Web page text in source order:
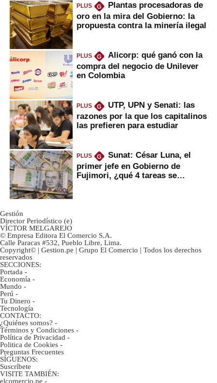
PLUS G
Plantas procesadoras de
oro en la mira del Gobierno: la
propuesta contra la minería ilegal
PLUS G
Alicorp: qué ganó con la
compra del negocio de Unilever
en Colombia
PLUS G
UTP, UPN y Senati: las
razones por la que los capitalinos
las prefieren para estudiar
PLUS G
Sunat: César Luna, el
primer jefe en Gobierno de
Fujimori, ¿qué 4 tareas se
Gestión
Director Periodístico (e)
VÍCTOR MELGAREJO
© Empresa Editora El Comercio S.A.
Calle Paracas #532, Pueblo Libre, Lima.
Copyright© | Gestion.pe | Grupo El Comercio | Todos los derechos
reservados
SECCIONES:
Portada -
Economía -
Mundo -
Perú -
Tu Dinero -
Tecnología
CONTACTO:
¿Quiénes somos? -
Términos y Condiciones -
Política de Privacidad -
Politica de Cookies -
Preguntas Frecuentes
SÍGUENOS:
Suscríbete
VISITE TAMBIÉN:
elcomercio.pe -